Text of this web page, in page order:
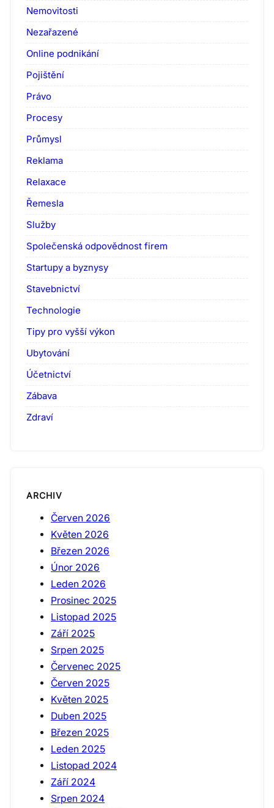
Nemovitosti
Nezařazené
Online podnikání
Pojištění
Právo
Procesy
Průmysl
Reklama
Relaxace
Řemesla
Služby
Společenská odpovědnost firem
Startupy a byznysy
Stavebnictví
Technologie
Tipy pro vyšší výkon
Ubytování
Účetnictví
Zábava
Zdraví
ARCHIV
Červen 2026
Květen 2026
Březen 2026
Únor 2026
Leden 2026
Prosinec 2025
Listopad 2025
Září 2025
Srpen 2025
Červenec 2025
Červen 2025
Květen 2025
Duben 2025
Březen 2025
Leden 2025
Listopad 2024
Září 2024
Srpen 2024